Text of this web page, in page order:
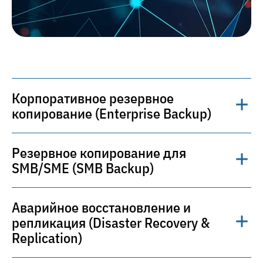
Корпоративное резервное
копирование (Enterprise Backup)
Централизованное управление
резервными копиями для дата-центров,
филиальных офисов и облаков.
Поддержка дедупликации, шифрования
и мониторинга целостности
обеспечивает высокую эффективность и
безопасность хранения.
Резервное копирование для
SMB/SME (SMB Backup)
Простые и доступные решения для
защиты данных малых и средних
компаний. Автоматические копии
рабочих станций, файловых серверов и
Аварийное восстановление и
репликация (Disaster Recovery &
Replication)